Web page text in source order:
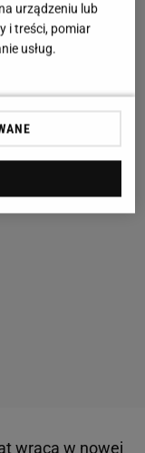
wraca w nowej
urządzeniu lub
i treści, pomiar
usług.